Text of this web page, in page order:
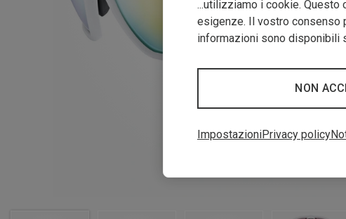
...utilizziamo i cookie.
esigenze. Il vostro consenso
informazioni sono disponibili
NON
ImpostazioniPrivacy policy